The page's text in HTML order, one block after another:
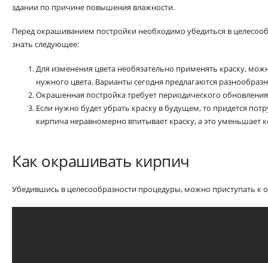
здании по причине повышения влажности.
Перед окрашиванием постройки необходимо убедиться в
знать следующее:
Для изменения цвета необязательно применять краску,
нужного цвета. Варианты сегодня предлагаются
Окрашенная постройка требует периодического
Если нужно будет убрать краску в будущем, то придется
кирпича неравномерно впитывает краску, а это уменьшает
Как окрашивать кирпич
Убедившись в целесообразности процедуры, можно приступать к